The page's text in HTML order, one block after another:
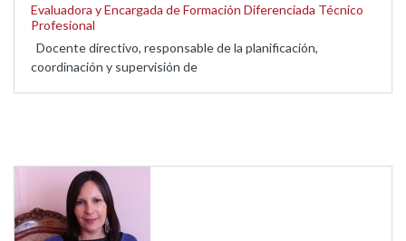
Evaluadora y Encargada de Formación Diferenciada Técnico
Profesional
Docente directivo, responsable de la planificación,
coordinación y supervisión de